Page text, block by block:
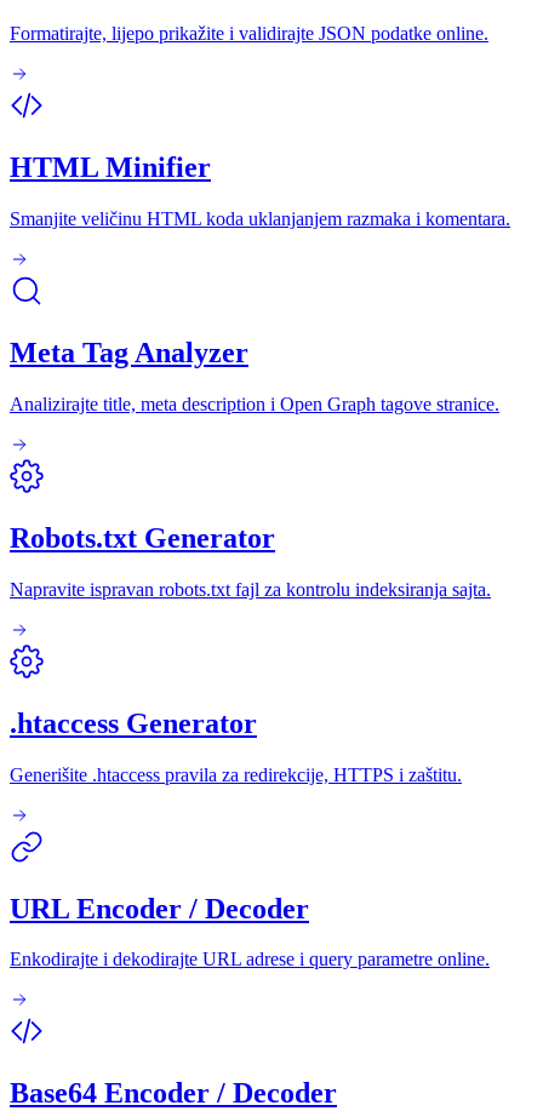
Formatirajte, lijepo prikažite i validirajte JSON podatke online.
HTML Minifier
Smanjite veličinu HTML koda uklanjanjem razmaka i komentara.
Meta Tag Analyzer
Analizirajte title, meta description i Open Graph tagove stranice.
Robots.txt Generator
Napravite ispravan robots.txt fajl za kontrolu indeksiranja sajta.
.htaccess Generator
Generišite .htaccess pravila za redirekcije, HTTPS i zaštitu.
URL Encoder / Decoder
Enkodirajte i dekodirajte URL adrese i query parametre online.
Base64 Encoder / Decoder